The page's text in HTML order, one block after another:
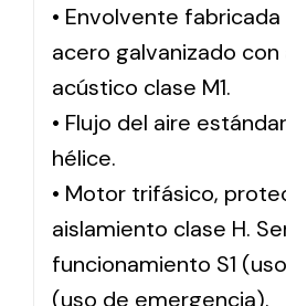
• Envolvente
acero galvanizado
acústico clase M1.
• Flujo del aire
hélice.
• Motor trifásico,
aislamiento clase H.
funcionamiento S1
(uso de emergencia).